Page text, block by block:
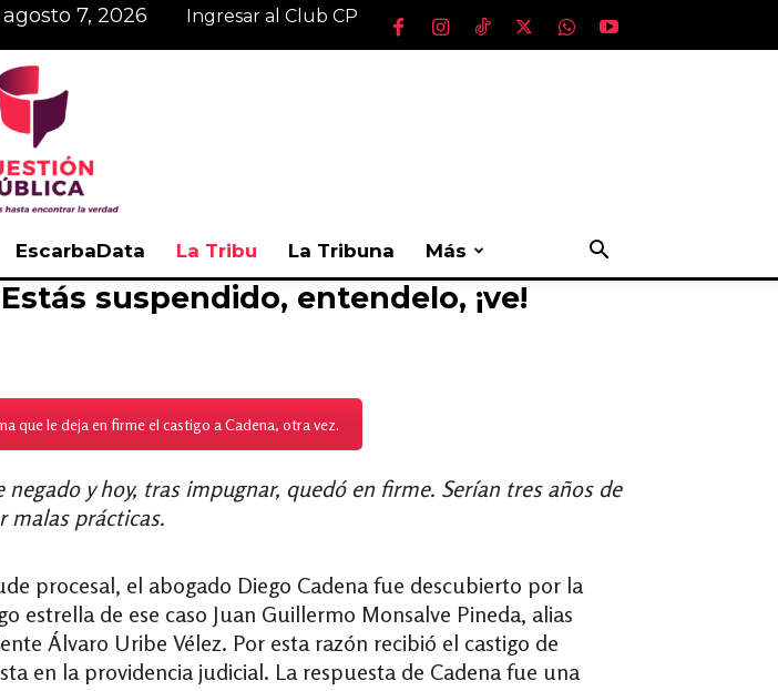
agosto 7, 2026 Ingresar al Club CP
Cuestión
Pública
EscarbaData La Tribu La Tribuna Más
suspendido, entendelo, ¡ve!
que le deja en firme el castigo a Cadena, otra vez.
y hoy, tras impugnar, quedó en firme. Serían tres años de
malas prácticas.
procesal, el abogado Diego Cadena fue descubierto por la
estrella de ese caso Juan Guillermo Monsalve Pineda, alias
Álvaro Uribe Vélez. Por esta razón recibió el castigo de
en la providencia judicial. La respuesta de Cadena fue una